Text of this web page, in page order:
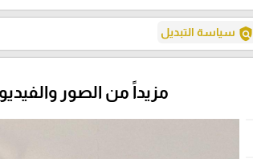
policy سياسة التبديل
مزيداً من الصور والفيديو